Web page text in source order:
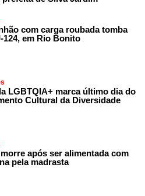
com carga roubada tomba
124, em Rio Bonito
LGBTQIA+ marca último dia do
Cultural da Diversidade
morre após ser alimentada com
pela madrasta